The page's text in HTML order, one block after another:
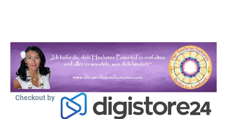
Checkout by